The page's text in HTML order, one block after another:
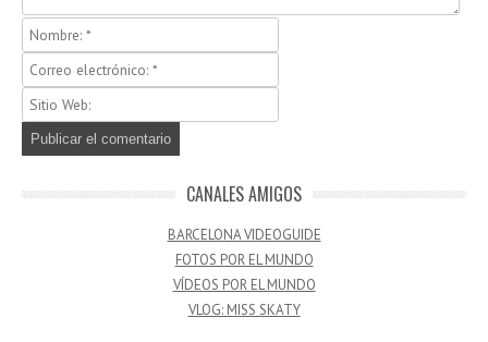
CANALES AMIGOS
BARCELONA VIDEOGUIDE
FOTOS POR EL MUNDO
VÍDEOS POR EL MUNDO
VLOG: MISS SKATY